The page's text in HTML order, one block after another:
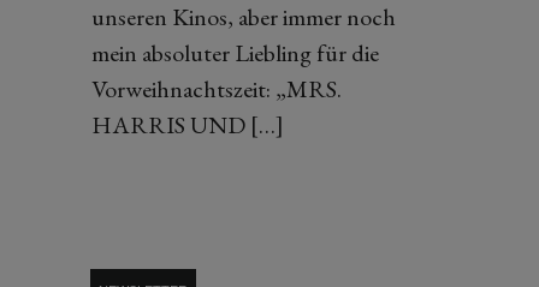
unseren Kinos, aber immer noch
mein absoluter Liebling für die
Vorweihnachtszeit: „MRS.
HARRIS UND […]